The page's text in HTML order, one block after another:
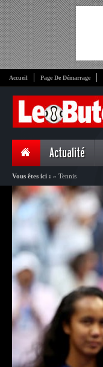
Accueil Page De Démarrage
Actualité
Vous êtes ici : » Tennis